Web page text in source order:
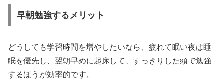
早朝勉強するメリット
どうしても学習時間を増やしたいなら、疲れて眠い夜は睡
眠を優先し、翌朝早めに起床して、すっきりした頭で勉強
するほうが効率的です。